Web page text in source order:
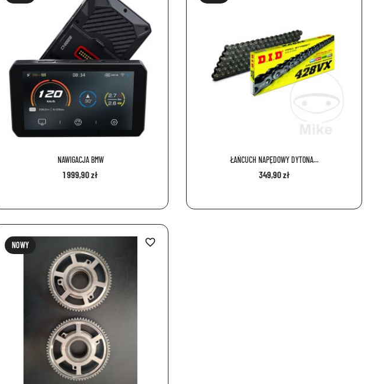
NAWIGACJA BMW
1 999,90 zł
ŁAŃCUCH NAPĘDOWY DYTONA...
349,90 zł
NOWY favorite_border